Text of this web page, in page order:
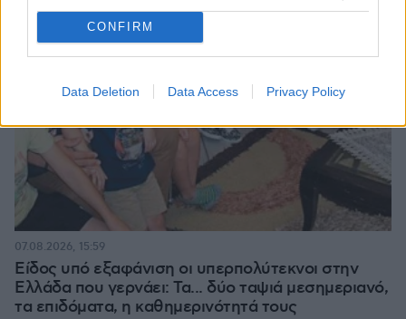
CONFIRM
Data Deletion Data Access Privacy Policy
Είδος υπό εξαφάνιση οι υπερπολύτεκνοι στην
Ελλάδα που γερνάει: Τα... δύο ταψιά μεσημεριανό,
τα επιδόματα, η καθημερινότητά τους
07.08.2026, 15:59